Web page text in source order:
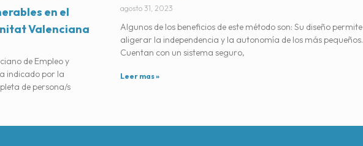
en el
Valenciana
de Empleo y
indicado por la
de persona/s
agosto 31, 2023
Algunos de los beneficios de este método son: Su diseño permite
aligerar la independencia y la autonomía de los más pequeños.
Cuentan con un sistema seguro,
Leer mas »